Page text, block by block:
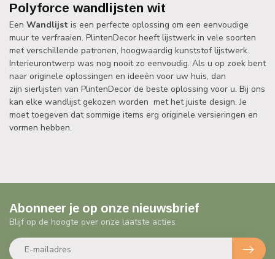
Polyforce wandlijsten wit
Een Wandlijst is een perfecte oplossing om een ​​eenvoudige
muur te verfraaien. PlintenDecor heeft lijstwerk in vele soorten
met verschillende patronen, hoogwaardig kunststof lijstwerk.
Interieurontwerp was nog nooit zo eenvoudig. Als u op zoek bent
naar originele oplossingen en ideeën voor uw huis, dan
zijn sierlijsten van PlintenDecor de beste oplossing voor u. Bij ons
kan elke wandlijst gekozen worden met het juiste design. Je
moet toegeven dat sommige items erg originele versieringen en
vormen hebben.
Abonneer je op onze nieuwsbrief
Blijf op de hoogte over onze laatste acties